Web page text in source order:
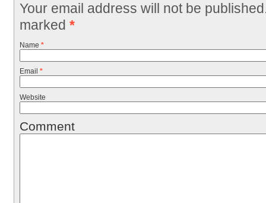
Your email address will not be
marked *
Name *
Email *
Website
Comment